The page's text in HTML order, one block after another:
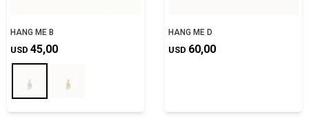
HANG ME B
USD 45,00
HANG ME D
USD 60,00